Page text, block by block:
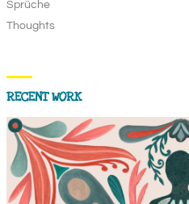
Sprüche
Thoughts
RECENT WORK